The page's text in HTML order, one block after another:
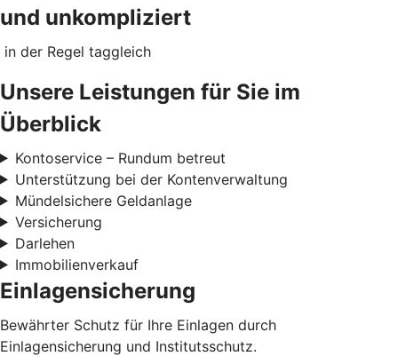
und unkompliziert
in der Regel taggleich
Unsere Leistungen für Sie im
Überblick
Kontoservice – Rundum betreut
Unterstützung bei der Kontenverwaltung
Mündelsichere Geldanlage
Versicherung
Darlehen
Immobilienverkauf
Einlagensicherung
Bewährter Schutz für Ihre Einlagen durch
Einlagensicherung und Institutsschutz.